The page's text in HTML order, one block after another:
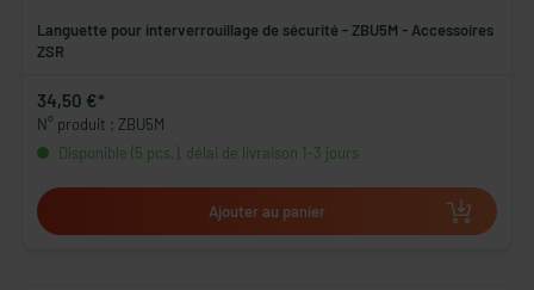
Languette pour interverrouillage de sécurité - ZBU5M - Accessoires
ZSR
34,50 €*
N° produit : ZBU5M
Disponible (5 pcs.), délai de livraison 1-3 jours
Ajouter au panier